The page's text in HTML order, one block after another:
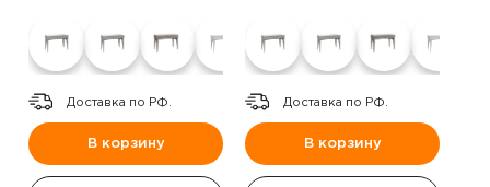
Доставка по РФ.
В корзину
Доставка по РФ.
В корзину